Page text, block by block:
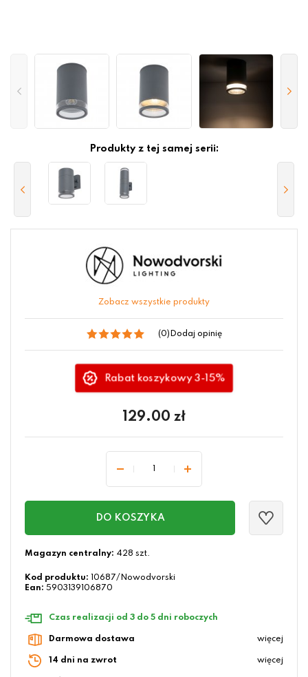
Produkty z tej samej serii:
Zobacz wszystkie produkty
(0) Dodaj opinię
Rabat koszykowy 3-15%
129.00 zł
DO KOSZYKA
Magazyn centralny: 428 szt.
Kod produktu:
10687/Nowodvorski
Ean: 5903139106870
Czas realizacji od 3 do 5 dni roboczych
Darmowa dostawa więcej
14 dni na zwrot więcej